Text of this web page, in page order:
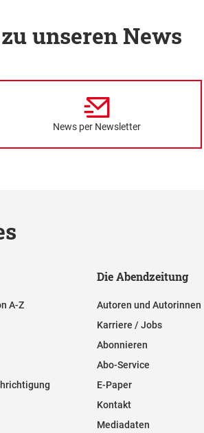
unseren News
News per Newsletter
A-Z
Die Abendzeitung
Autoren und Autorinnen
Karriere / Jobs
Abonnieren
Abo-Service
E-Paper
Kontakt
Mediadaten